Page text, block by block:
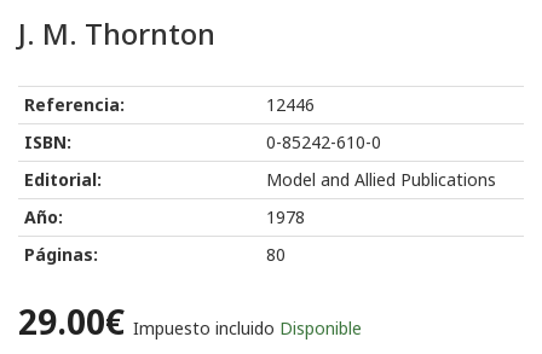
J. M. Thornton
Referencia:
12446
ISBN:
0-85242-610-0
Editorial:
Model and Allied Publications
Año:
1978
Páginas:
80
29.00€ Impuesto incluido Disponible